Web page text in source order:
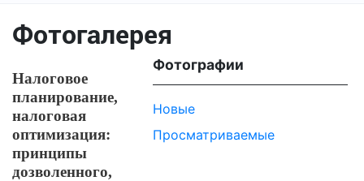
Фотогалерея
Фотографии
Новые
Просматриваемые
Налоговое
планирование,
налоговая
оптимизация:
принципы
дозволенного,